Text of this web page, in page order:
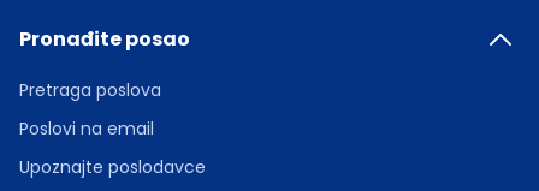
Pronađite posao
Pretraga poslova
Poslovi na email
Upoznajte poslodavce